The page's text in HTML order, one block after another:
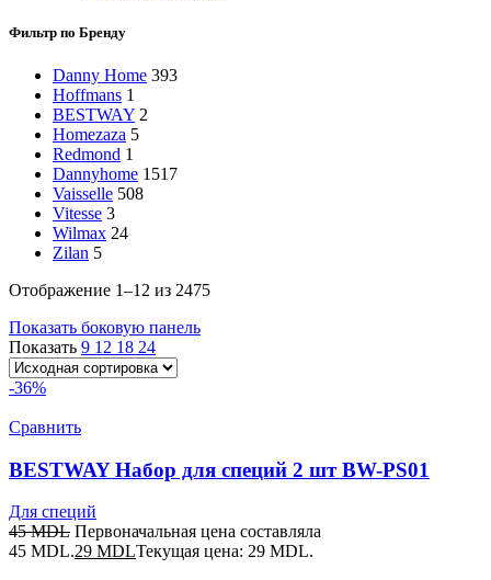
Фильтр по Бренду
Danny Home 393
Hoffmans 1
BESTWAY 2
Homezaza 5
Redmond 1
Dannyhome 1517
Vaisselle 508
Vitesse 3
Wilmax 24
Zilan 5
Отображение 1–12 из 2475
Показать боковую панель
Показать 9 12 18 24
-36%
Сравнить
BESTWAY Набор для специй 2 шт BW-PS01
Для специй
45MDL Первоначальная цена составляла
45 MDL.29 MDLТекущая цена: 29 MDL.